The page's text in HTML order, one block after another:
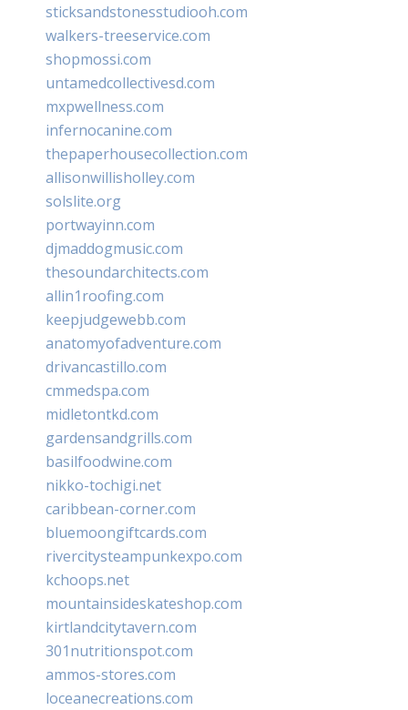
sticksandstonesstudiooh.com
walkers-treeservice.com
shopmossi.com
untamedcollectivesd.com
mxpwellness.com
infernocanine.com
thepaperhousecollection.com
allisonwillisholley.com
solslite.org
portwayinn.com
djmaddogmusic.com
thesoundarchitects.com
allin1roofing.com
keepjudgewebb.com
anatomyofadventure.com
drivancastillo.com
cmmedspa.com
midletontkd.com
gardensandgrills.com
basilfoodwine.com
nikko-tochigi.net
caribbean-corner.com
bluemoongiftcards.com
rivercitysteampunkexpo.com
kchoops.net
mountainsideskateshop.com
kirtlandcitytavern.com
301nutritionspot.com
ammos-stores.com
loceanecreations.com